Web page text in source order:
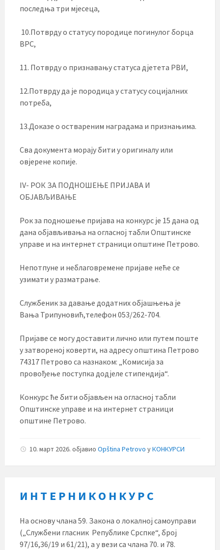
последња три мјесеца,
10.Потврду о статусу породице погинулог борца
ВРС,
11. Потврду о признавању статуса дјетета РВИ,
12.Потврду да је породица у статусу социјалних
потреба,
13.Доказе о оствареним наградама и признањима.
Сва документа морају бити у оригиналу или
овјерене копије.
IV- РОК ЗА ПОДНОШЕЊЕ ПРИЈАВА И
ОБЈАВЉИВАЊЕ
Рок за подношење пријава на конкурс је 15 дана од
дана објављивања на огласној табли Општинске
управе и на интернет страници општине Петрово.
Непотпуне и неблаговремене пријаве неће се
узимати у разматрање.
Службеник за давање додатних објашњења је
Вања Трипуновић,телефон 053/262-704.
Пријаве се могу доставити лично или путем поште
у затвореној коверти, на адресу општина Петрово
74317 Петрово са назнаком: „Комисија за
провођење поступка додјеле стипендија“.
Конкурс ће бити објављен на огласној табли
Општинске управе и на интернет страници
општине Петрово.
10. март 2026. објавио Opština Petrovo уКОНКУРСИ
И Н Т Е Р Н И К О Н К У Р С
На основу члана 59. Закона о локалној самоуправи
(„Службени гласник Републике Срспке“, број
97/16,36/19 и 61/21), а у вези са члана 70. и 78.